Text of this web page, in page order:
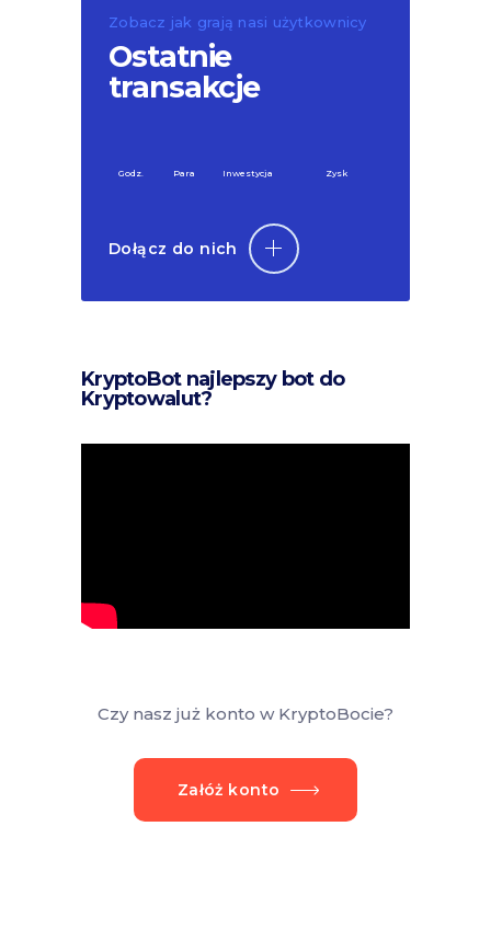
Zobacz jak grają nasi użytkownicy
Ostatnie
transakcje
Godz. Para Inwestycja Zysk
Dołącz do nich
KryptoBot najlepszy bot do
Kryptowalut?
Czy nasz już konto w KryptoBocie?
Załóż konto